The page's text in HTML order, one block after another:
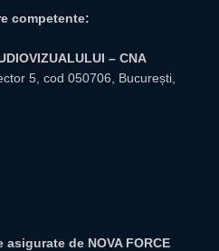
competente:
– CNA
5, cod 050706, București,
de NOVA FORCE